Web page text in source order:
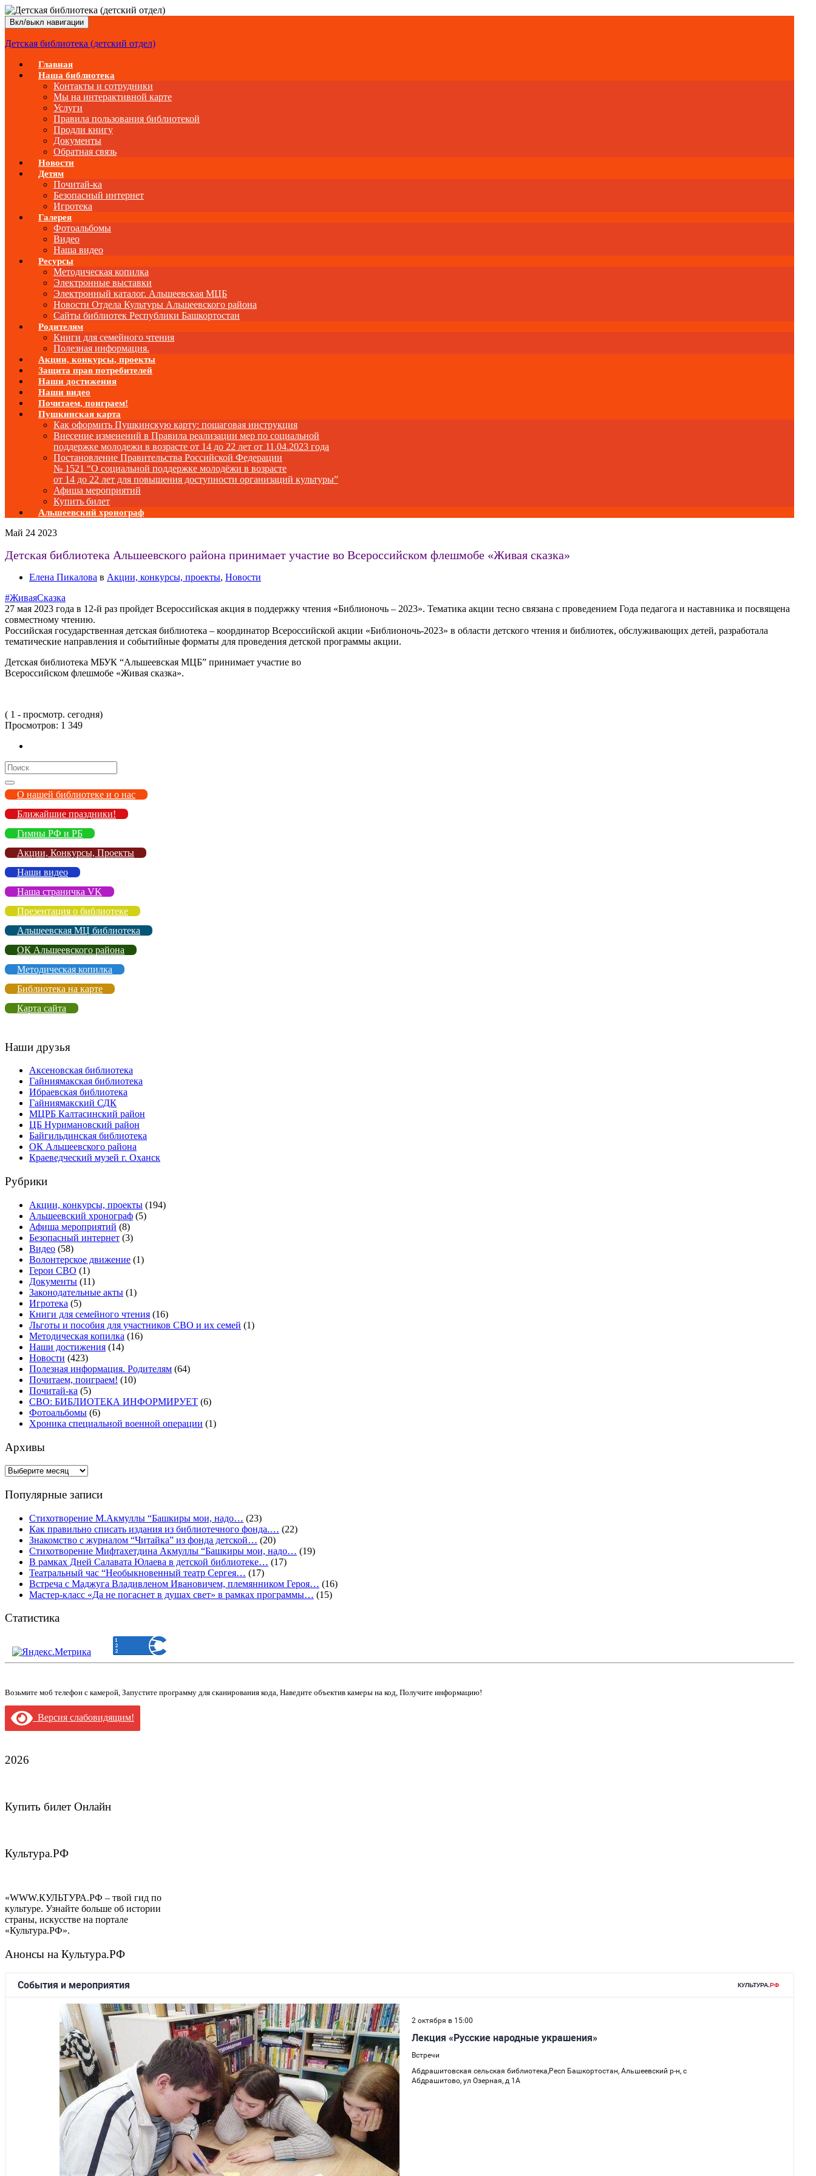
Вкл/выкл навигации
Детская библиотека (детский отдел)
Главная
Наша библиотека
Контакты и сотрудники
Мы на интерактивной карте
Услуги
Правила пользования библиотекой
Продли книгу
Документы
Обратная связь
Новости
Детям
Почитай-ка
Безопасный интернет
Игротека
Галерея
Фотоальбомы
Видео
Наша видео
Ресурсы
Методическая копилка
Электронные выставки
Электронный каталог. Альшеевская МЦБ
Новости Отдела Культуры Альшеевского района
Сайты библиотек Республики Башкортостан
Родителям
Книги для семейного чтения
Полезная информация.
Акции, конкурсы, проекты
Защита прав потребителей
Наши достижения
Наши видео
Почитаем, поиграем!
Пушкинская карта
Как оформить Пушкинскую карту: пошаговая инструкция
Внесение изменений в Правила реализации мер по социальной
поддержке молодежи в возрасте от 14 до 22 лет от 11.04.2023 года
Постановление Правительства Российской Федерации
№ 1521 “О социальной поддержке молодёжи в возрасте
от 14 до 22 лет для повышения доступности организаций культуры”
Афиша мероприятий
Купить билет
Альшеевский хронограф
Май 24 2023
Детская библиотека Альшеевского района принимает участие во Всероссийском флешмобе «Живая сказка»
Елена Пикалова в Акции, конкурсы, проекты, Новости
#ЖиваяСказка
27 мая 2023 года в 12-й раз пройдет Всероссийская акция в поддержку чтения «Библионочь – 2023». Тематика акции тесно связана с проведением Года педагога и наставника и посвящена
совместному чтению.
Российская государственная детская библиотека – координатор Всероссийской акции «Библионочь-2023» в области детского чтения и библиотек, обслуживающих детей, разработала
тематические направления и событийные форматы для проведения детской программы акции.
Детская библиотека МБУК “Альшеевская МЦБ” принимает участие во
Всероссийском флешмобе «Живая сказка».
( 1 - просмотр. сегодня)
Просмотров: 1 349
Search
for:
О нашей библиотеке и о нас
Ближайшие праздники!
Гимны РФ и РБ
Акции, Конкурсы, Проекты
Наши видео
Наша страничка VK
Презентация о библиотеке
Альшеевская МЦ библиотека
ОК Альшеевского района
Методическая копилка
Библиотека на карте
Карта сайта
Наши друзья
Аксеновская библиотека
Гайниямакская библиотека
Ибраевская библиотека
Гайниямакский СДК
МЦРБ Калтасинский район
ЦБ Нуримановский район
Байгильдинская библиотека
ОК Альшеевского района
Краеведческий музей г. Оханск
Рубрики
Акции, конкурсы, проекты (194)
Альшеевский хронограф (5)
Афиша мероприятий (8)
Безопасный интернет (3)
Видео (58)
Волонтерское движение (1)
Герои СВО (1)
Документы (11)
Законодательные акты (1)
Игротека (5)
Книги для семейного чтения (16)
Льготы и пособия для участников СВО и их семей (1)
Методическая копилка (16)
Наши достижения (14)
Новости (423)
Полезная информация. Родителям (64)
Почитаем, поиграем! (10)
Почитай-ка (5)
СВО: БИБЛИОТЕКА ИНФОРМИРУЕТ (6)
Фотоальбомы (6)
Хроника специальной военной операции (1)
Архивы
Архивы
Популярные записи
Стихотворение М.Акмуллы “Башкиры мои, надо… (23)
Как правильно списать издания из библиотечного фонда.… (22)
Знакомство с журналом “Читайка” из фонда детской… (20)
Стихотворение Мифтахетдина Акмуллы “Башкиры мои, надо… (19)
В рамках Дней Салавата Юлаева в детской библиотеке… (17)
Театральный час “Необыкновенный театр Сергея… (17)
Встреча с Маджуга Владивленом Ивановичем, племянником Героя… (16)
Мастер-класс «Да не погаснет в душах свет» в рамках программы… (15)
Статистика
Возьмите моб телефон с камерой, Запустите программу для сканирования кода, Наведите объектив камеры на код, Получите информацию!
Версия слабовидящим!
2026
Купить билет Онлайн
Культура.РФ
«WWW.КУЛЬТУРА.РФ – твой гид по
культуре. Узнайте больше об истории
страны, искусстве на портале
«Культура.РФ».
Анонсы на Культура.РФ